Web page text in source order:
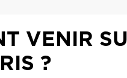
VENIR
?